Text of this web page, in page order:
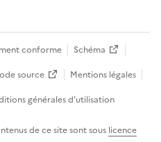
conforme
Schéma
source
Mentions légales
générales d’utilisation
de ce site sont sous licence